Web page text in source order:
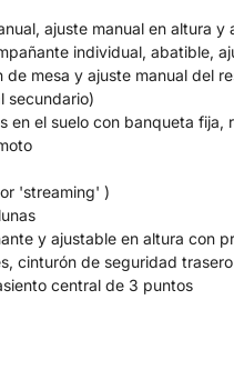
ajuste manual en altura y
individual, abatible,
mesa y ajuste manual del
secundario)
en el suelo con banqueta fija,
'streaming' )
y ajustable en altura con
cinturón de seguridad
central de 3 puntos